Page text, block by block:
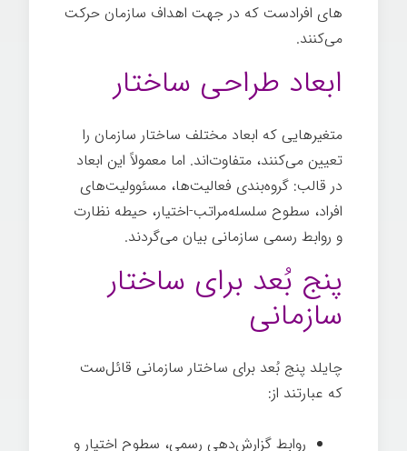
های افرادست که در جهت اهداف سازمان حرکت
می­‌کنند.
ابعاد طراحی ساختار
متغیرهایی که ابعاد مختلف ساختار سازمان را
تعیین می­‌کنند، متفاوت‌اند. اما معمولاً این ابعاد
در قالب: گروه­‌بندی فعالیت­‌ها، مسئوولیت­‌های
افراد، سطوح سلسله‌مراتب-اختیار، حیطه نظارت
و روابط رسمی سازمانی بیان می­‌گردند.
پنج بُعد برای ساختار
سازمانی
چایلد پنج بُعد برای ساختار سازمانی قائل‌ست
که عبارتند از:
روابط گزارش­‌دهی رسمی، سطوح اختیار و